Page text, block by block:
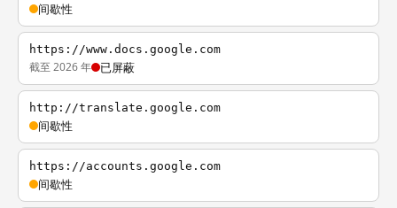
间歇性
https://www.docs.google.com
截至 2026 年 已屏蔽
http://translate.google.com
间歇性
https://accounts.google.com
间歇性